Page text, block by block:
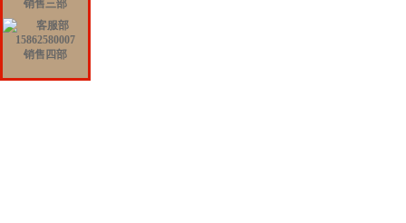
销售三部
销售四部